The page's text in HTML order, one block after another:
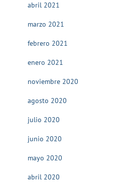
abril 2021
marzo 2021
febrero 2021
enero 2021
noviembre 2020
agosto 2020
julio 2020
junio 2020
mayo 2020
abril 2020